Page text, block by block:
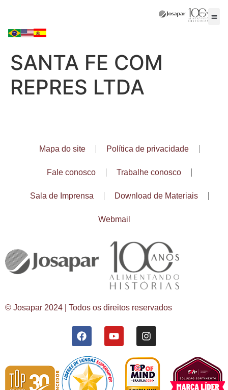
SANTA FE COM
REPRES LTDA
Mapa do site Política de privacidade
Fale conosco Trabalhe conosco
Sala de Imprensa Download de Materiais
Webmail
© Josapar 2024 | Todos os direitos reservados